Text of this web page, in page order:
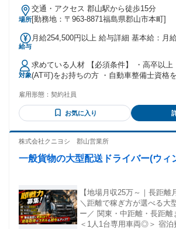
場所
交通・アクセス 郡山駅から徒歩15分
[勤務地：〒963-8871福島県郡山市本町]
給与
月給254,500円以上 給与詳細 基本給：月給
皆勤・家族手当金額：なし 全員に一律で
当金額：なし 月給に加え、以下手当を別途支給 【手当】 ・
交通費規定支給 ・残業手当 ・育英手当（
対象
求めている人材 【必須条件】 ・高卒以上
(AT可)をお持ちの方 ・⾃動⾞整備⼠資格
【優遇条件】 ・アジャスターの経験や資
ジャスター3級以上の方は正社員採用 ＼こんな方にピッタリで
す！／ ◎整備士の資格を活かしてキャリ
る仕事を探されている方 ◎メーカー系デ
学院／大学／自動車整備専門学校を卒業
は、保険の知識だけでなく車の構造など
るため、 これまでの経験が必ずアドバン
＼元整備士多数！／ 先輩たちの声を紹介！ ◆元国産ディー
ー・Hさん 「子供が幼稚園に入るタイミ
雇用形態： 契約社員
お気に入り
株式会社クニヨシ 郡山営業所
一般貨物の大型配送ドライバー(ウィ
【地場月収25万～｜長距離
＼距離で稼ぎ方が選べる大
ー／ 関東・中距離・長距離
＜1人1台専用車両◎＞ 宿泊